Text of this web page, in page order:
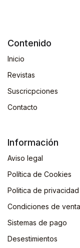
Contenido
Inicio
Revistas
Suscricpciones
Contacto
Información
Aviso legal
Política de Cookies
Politica de privacidad
Condiciones de venta
Sistemas de pago
Desestimientos